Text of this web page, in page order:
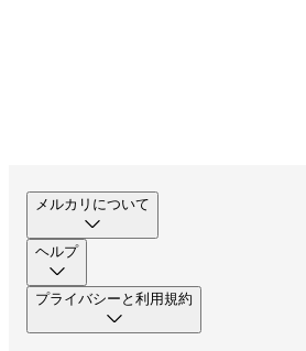
メルカリについて
ヘルプ
プライバシーと利用規約